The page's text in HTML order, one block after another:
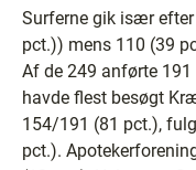
Surferne gik især
pct.)) mens 110 (39
Af de 249 anførte
havde flest besøgt
154/191 (81 pct.),
pct.).